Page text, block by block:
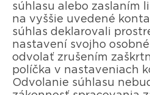
súhlasu alebo zaslaním
na vyššie uvedené
súhlas deklarovali
nastavení svojho
odvolať zrušením
políčka v nastaveniach
Odvolanie súhlasu